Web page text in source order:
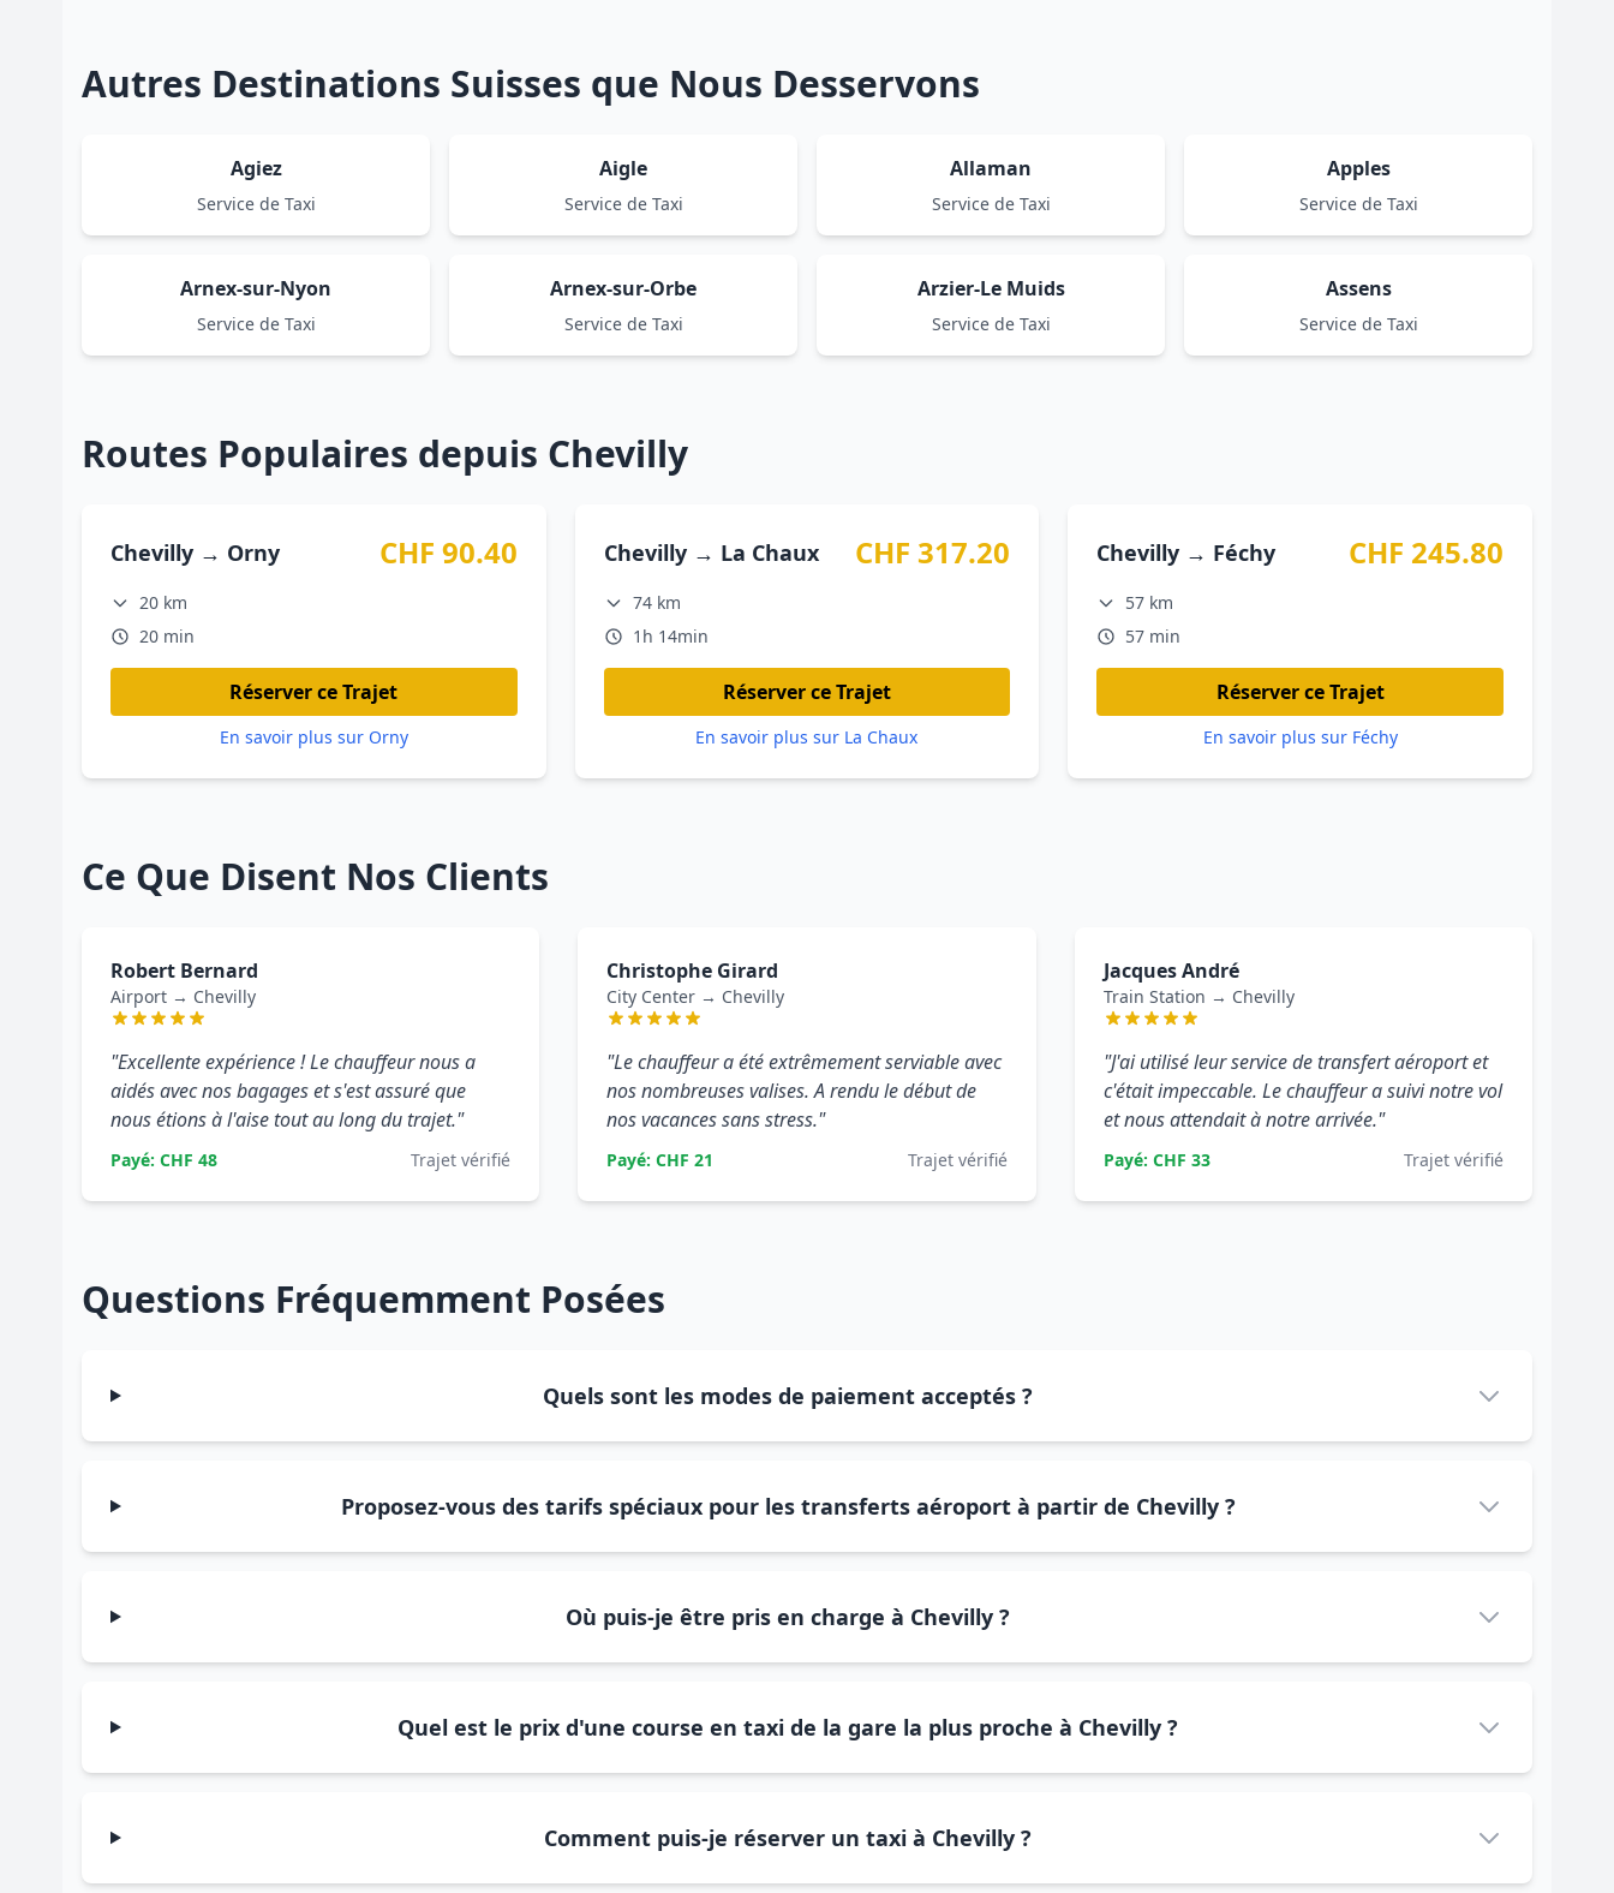
Autres Destinations Suisses que Nous Desservons
Agiez
Service de Taxi
Aigle
Service de Taxi
Allaman
Service de Taxi
Apples
Service de Taxi
Arnex-sur-Nyon
Service de Taxi
Arnex-sur-Orbe
Service de Taxi
Arzier-Le Muids
Service de Taxi
Assens
Service de Taxi
Routes Populaires depuis Chevilly
Chevilly → Orny CHF 90.40
20 km
20 min
Réserver ce Trajet
En savoir plus sur Orny
Chevilly → La Chaux CHF 317.20
74 km
1h 14min
Réserver ce Trajet
En savoir plus sur La Chaux
Chevilly → Féchy CHF 245.80
57 km
57 min
Réserver ce Trajet
En savoir plus sur Féchy
Ce Que Disent Nos Clients
Robert Bernard
Airport → Chevilly
"Excellente expérience ! Le chauffeur nous a
aidés avec nos bagages et s'est assuré que
nous étions à l'aise tout au long du trajet."
Payé: CHF 48 Trajet vérifié
Christophe Girard
City Center → Chevilly
"Le chauffeur a été extrêmement serviable avec
nos nombreuses valises. A rendu le début de
nos vacances sans stress."
Payé: CHF 21 Trajet vérifié
Jacques André
Train Station → Chevilly
"J'ai utilisé leur service de transfert aéroport et
c'était impeccable. Le chauffeur a suivi notre vol
et nous attendait à notre arrivée."
Payé: CHF 33 Trajet vérifié
Questions Fréquemment Posées
Quels sont les modes de paiement acceptés ?
Proposez-vous des tarifs spéciaux pour les transferts aéroport à partir de Chevilly ?
Où puis-je être pris en charge à Chevilly ?
Quel est le prix d'une course en taxi de la gare la plus proche à Chevilly ?
Comment puis-je réserver un taxi à Chevilly ?